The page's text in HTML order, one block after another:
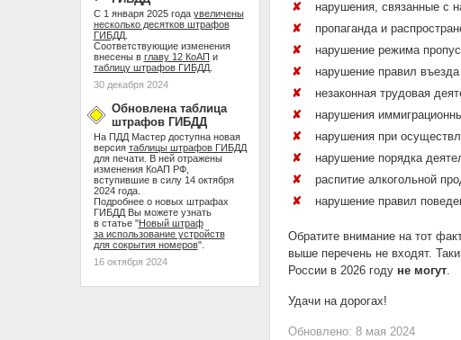
С 1 января 2025 года увеличены
несколько десятков штрафов
ГИБДД.
Соответствующие изменения
внесены в главу 12 КоАП и
таблицу штрафов ГИБДД.
30 декабря 2024
Обновлена таблица
штрафов ГИБДД
На ПДД Мастер доступна новая
версия таблицы штрафов ГИБДД
для печати. В ней отражены
изменения КоАП РФ,
вступившие в силу 14 октября
2024 года.
Подробнее о новых штрафах
ГИБДД Вы можете узнать
в статье "Новый штраф
за использование устройств
для сокрытия номеров".
16 октября 2024
нарушения, связанные с
пропаганда и
нарушение режима
нарушение правил
незаконная трудовая
нарушения
нарушения при
нарушение порядка
распитие алкогольной
нарушение правил
Обратите внимание на тот
выше перечень не входят.
России в 2026 году не могут.
Удачи на дорогах!
Обновлено: 8 мая 2024